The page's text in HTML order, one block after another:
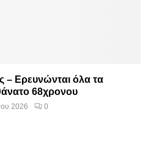
– Ερευνώνται όλα τα
68χρονου
2026 0